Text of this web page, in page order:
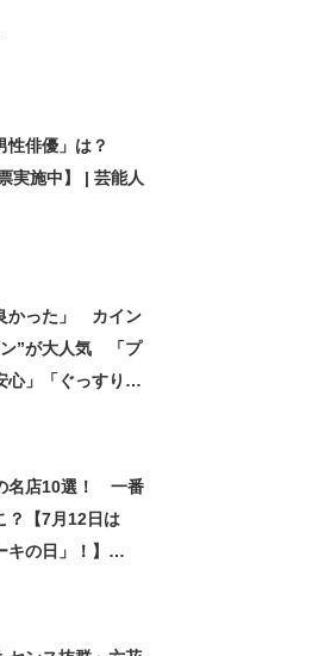
性俳優」は？
実施中】 | 芸能人
かった」 カイン
ン”が大人気 「プ
心」「ぐっすり眠
名店10選！ 一番
？【7月12日は
キの日」！】